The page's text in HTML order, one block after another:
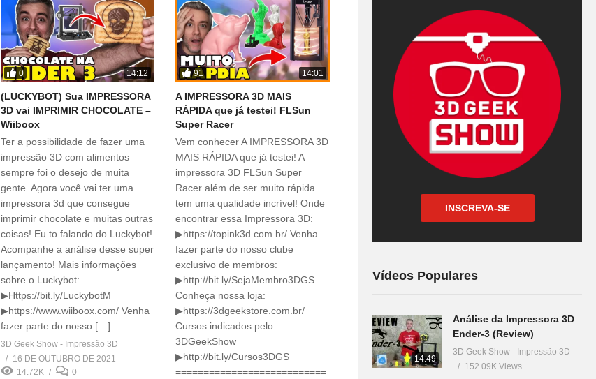
0 14:12
(LUCKYBOT) Sua IMPRESSORA
3D vai IMPRIMIR CHOCOLATE –
Wiiboox
Ter a possibilidade de fazer uma
impressão 3D com alimentos
sempre foi o desejo de muita
gente. Agora você vai ter uma
impressora 3d que consegue
imprimir chocolate e muitas outras
coisas! Eu to falando do Luckybot!
Acompanhe a análise desse super
lançamento! Mais informações
sobre o Luckybot:
▶Https://bit.ly/LuckybotM
▶https://www.wiiboox.com/ Venha
fazer parte do nosso […]
3D Geek Show - Impressão 3D
16 DE OUTUBRO DE 2021
14.72K
0
91 14:01
A IMPRESSORA 3D MAIS
RÁPIDA que já testei! FLSun
Super Racer
Vem conhecer A IMPRESSORA 3D
MAIS RÁPIDA que já testei! A
impressora 3D FLSun Super
Racer além de ser muito rápida
tem uma qualidade incrível! Onde
encontrar essa Impressora 3D:
▶https://topink3d.com.br/ Venha
fazer parte do nosso clube
exclusivo de membros:
▶http://bit.ly/SejaMembro3DGS
Conheça nossa loja:
▶https://3dgeekstore.com.br/
Cursos indicados pelo
3DGeekShow
▶http://bit.ly/Cursos3DGS
===========================
INSCREVA-SE
Vídeos Populares
14:49
Análise da Impressora 3D
Ender-3 (Review)
3D Geek Show - Impressão 3D
152.09K Views